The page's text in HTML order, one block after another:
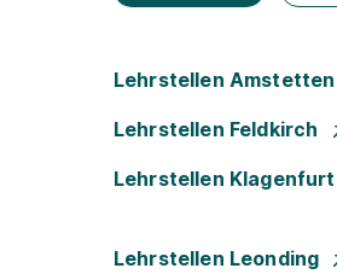
Lehrstellen Amstetten
Lehrstellen Feldkirch
Lehrstellen Klagenfurt
Lehrstellen Leonding